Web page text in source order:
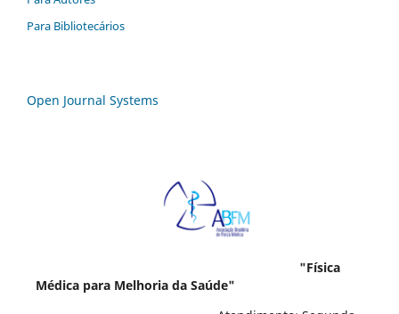
Para Bibliotecários
Open Journal Systems
"Física
Médica para Melhoria da Saúde"